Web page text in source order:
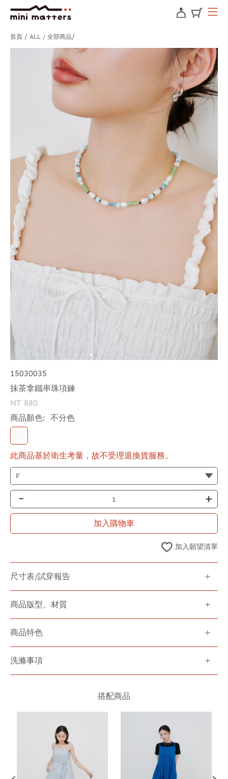
首頁 ALL / 全部商品
15030035
抹茶拿鐵串珠項鍊
NT 880
商品顏色: 不分色
此商品基於衛生考量，故不受理退換貨服務。
- +
加入購物車
加入願望清單
尺寸表/試穿報告
商品版型、材質
商品特色
洗滌事項
搭配商品